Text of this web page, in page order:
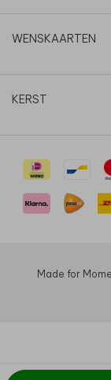
WENSKAARTEN
KERST
Made for